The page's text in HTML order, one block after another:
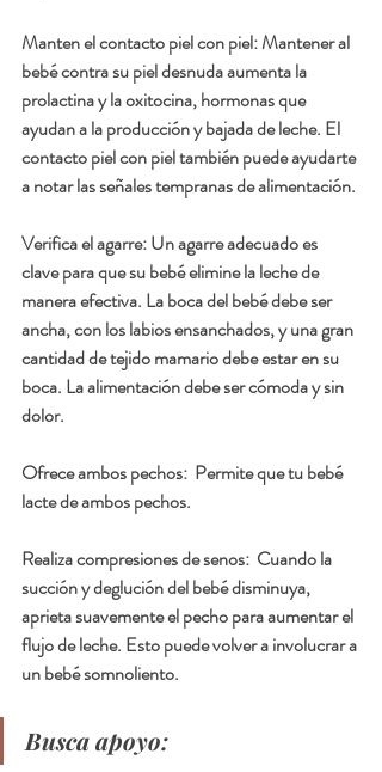
Manten el contacto piel con piel: Mantener al
bebé contra su piel desnuda aumenta la
prolactina y la oxitocina, hormonas que
ayudan a la producción y bajada de leche. El
contacto piel con piel también puede ayudarte
a notar las señales tempranas de alimentación.
Verifica el agarre: Un agarre adecuado es
clave para que su bebé elimine la leche de
manera efectiva. La boca del bebé debe ser
ancha, con los labios ensanchados, y una gran
cantidad de tejido mamario debe estar en su
boca. La alimentación debe ser cómoda y sin
dolor.
Ofrece ambos pechos:  Permite que tu bebé
lacte de ambos pechos.
Realiza compresiones de senos:  Cuando la
succión y deglución del bebé disminuya,
aprieta suavemente el pecho para aumentar el
flujo de leche. Esto puede volver a involucrar a
un bebé somnoliento.
Busca apoyo: